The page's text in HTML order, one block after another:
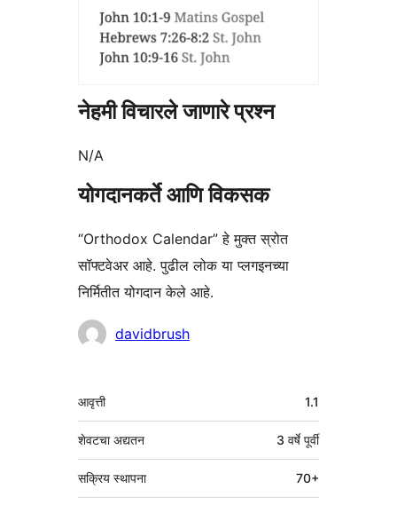
नेहमी विचारले जाणारे प्रश्न
N/A
योगदानकर्ते आणि विकसक
“Orthodox Calendar” हे मुक्त स्रोत
सॉफ्टवेअर आहे. पुढील लोक या प्लगइनच्या
निर्मितीत योगदान केले आहे.
योगदानकर्तेdavidbrush
मेटा
आवृत्ती 1.1
शेवटचा अद्यतन 3 वर्षेपूर्वी
सक्रिय स्थापना 70+